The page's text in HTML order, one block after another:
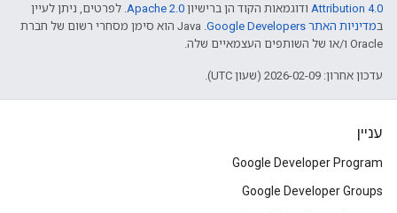
Attribution 4.0 ודוגמאות הקוד הן ברישיון Apache 2.0. לפרטים, ניתן לעיין
במדיניות האתר Google Developers‏
.‏ Java הוא סימן מסחרי רשום של חברת
Oracle ו/או של השותפים העצמאיים שלה.
עדכון אחרון: 2026-02-09 (שעון UTC).
עניין
Google Developer Program
Google Developer Groups